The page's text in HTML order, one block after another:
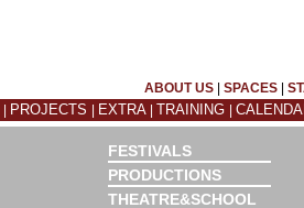
ABOUT US SPACES
PROJECTS EXTRA TRAINING
FESTIVALS
PRODUCTIONS
THEATRE&SCHOOL